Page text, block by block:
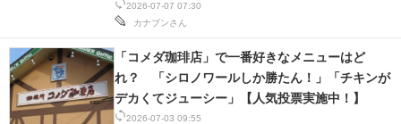
マーケ×ITの今がよく分かる
ITエンジニア向け専門サイト
企業向けIT製品の総合サイト
2026-07-07 07:30
カナブンさん
2026-07-03 09:55
「コメダ珈琲店」で一番好きなメニューはど
れ？ 「シロノワールしか勝たん！」「チキンが
デカくてジューシー」【人気投票実施中！】